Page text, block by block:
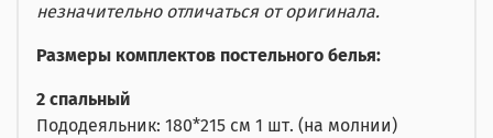
незначительно отличаться от оригинала.
Размеры комплектов постельного белья:
2 спальный
Пододеяльник: 180*215 см 1 шт. (на молнии)